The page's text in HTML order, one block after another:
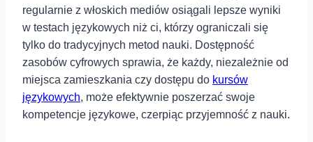
regularnie ‍z ‍włoskich ‍mediów osiągali lepsze wyniki
w ⁣testach językowych niż ‍ci, którzy ograniczali się
tylko do tradycyjnych⁤ metod nauki. Dostępność
zasobów cyfrowych sprawia, że każdy, niezależnie od
miejsca zamieszkania czy dostępu do kursów
językowych, może efektywnie poszerzać swoje
kompetencje językowe, czerpiąc przyjemność z nauki.